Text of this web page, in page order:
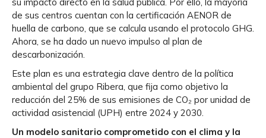
de sus centros cuentan con la certificación AENOR de
huella de carbono, que se calcula usando el protocolo GHG.
Ahora, se ha dado un nuevo impulso al plan de
descarbonización.
Este plan es una estrategia clave dentro de la política
ambiental del grupo Ribera, que fija como objetivo la
reducción del 25% de sus emisiones de CO₂ por unidad de
actividad asistencial (UPH) entre 2024 y 2030.
Un modelo sanitario comprometido con el clima y la